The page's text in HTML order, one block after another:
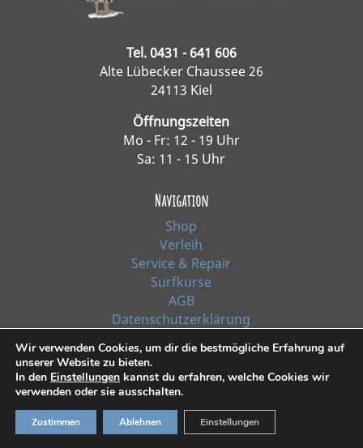
Tel. 0431 - 641 606
Alte Lübecker Chaussee 26
24113 Kiel
Öffnungszeiten
Mo - Fr: 12 - 19 Uhr
Sa: 11 - 15 Uhr
Navigation
Shop
Verleih
Service & Repair
Surfkurse
AGB
Datenschutzerklärung
*Alle Preise inkl. Ust. zzgl. Versandkosten
© 2021, Surf Line GmbH Kiel | Design:
Wir verwenden Cookies, um dir die bestmögliche Erfahrung auf
unserer Website zu bieten.
In den Einstellungen kannst du erfahren, welche Cookies wir
verwenden oder sie ausschalten.
Zustimmen Ablehnen Einstellungen